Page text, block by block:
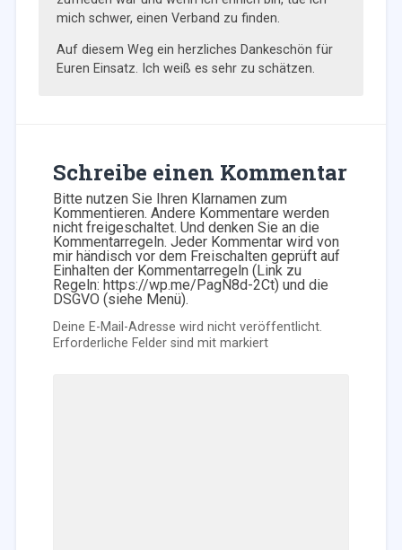
mich schwer, einen Verband zu finden.
Auf diesem Weg ein herzliches Dankeschön für
Euren Einsatz. Ich weiß es sehr zu schätzen.
Schreibe einen Kommentar
Bitte nutzen Sie Ihren Klarnamen zum
Kommentieren. Andere Kommentare werden
nicht freigeschaltet. Und denken Sie an die
Kommentarregeln. Jeder Kommentar wird von
mir händisch vor dem Freischalten geprüft auf
Einhalten der Kommentarregeln (Link zu
Regeln: https://wp.me/PagN8d-2Ct) und die
DSGVO (siehe Menü).
Deine E-Mail-Adresse wird nicht veröffentlicht.
Erforderliche Felder sind mitmarkiert